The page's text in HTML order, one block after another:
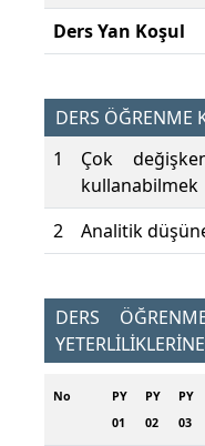
Ders Yan Koşul
DERS ÖĞRENME
1
Çok
kullanabilmek
2
Analitik
DERS
No
PY
01
PY
02
PY
03